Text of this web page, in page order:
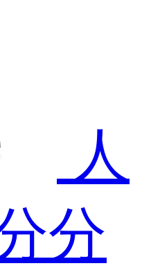
人
分